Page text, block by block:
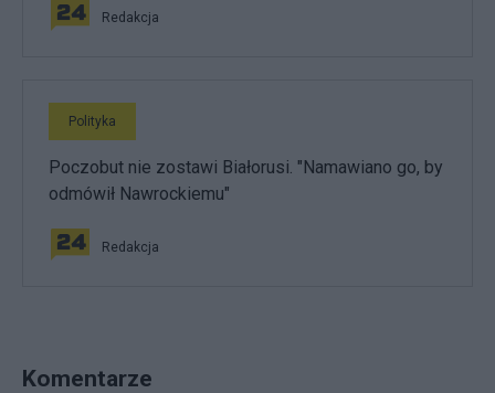
Redakcja
Polityka
Poczobut nie zostawi Białorusi. "Namawiano go, by
odmówił Nawrockiemu"
Redakcja
Komentarze